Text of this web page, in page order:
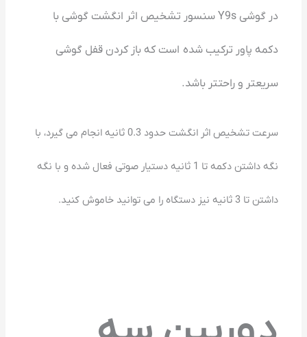
در گوشی Y9s سنسور تشخیص اثر انگشت گوشی با
دکمه پاور ترکیب شده است که باز کردن قفل گوشی
سریعتر و راحتتر باشد.
سرعت تشخیص اثر انگشت حدود 0.3 ثانیه انجام می گیرد، با
نگه داشتن دکمه تا 1 ثانیه دستیار صوتی فعال شده و با نگه
داشتن تا 3 ثانیه نیز دستگاه را می توانید خاموش کنید.